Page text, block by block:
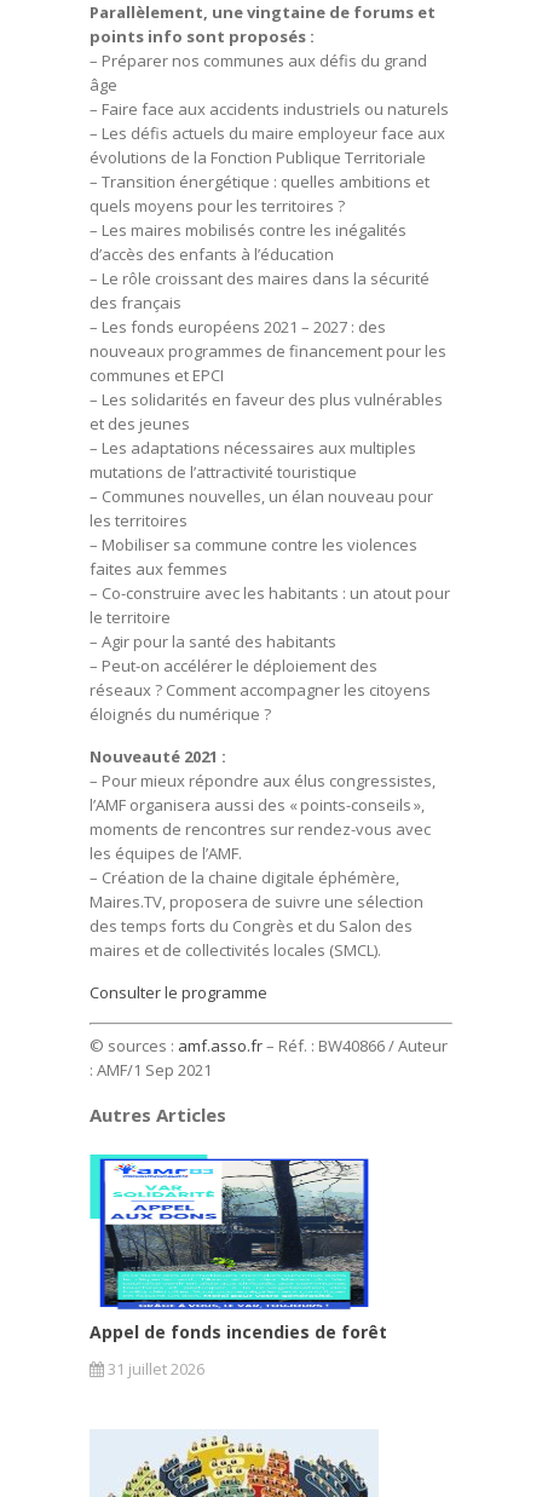
Parallèlement, une vingtaine de forums et
points info sont proposés :
– Préparer nos communes aux défis du grand
âge
– Faire face aux accidents industriels ou naturels
– Les défis actuels du maire employeur face aux
évolutions de la Fonction Publique Territoriale
– Transition énergétique : quelles ambitions et
quels moyens pour les territoires ?
– Les maires mobilisés contre les inégalités
d’accès des enfants à l’éducation
– Le rôle croissant des maires dans la sécurité
des français
– Les fonds européens 2021 – 2027 : des
nouveaux programmes de financement pour les
communes et EPCI
– Les solidarités en faveur des plus vulnérables
et des jeunes
– Les adaptations nécessaires aux multiples
mutations de l’attractivité touristique
– Communes nouvelles, un élan nouveau pour
les territoires
– Mobiliser sa commune contre les violences
faites aux femmes
– Co-construire avec les habitants : un atout pour
le territoire
– Agir pour la santé des habitants
– Peut-on accélérer le déploiement des
réseaux ? Comment accompagner les citoyens
éloignés du numérique ?
Nouveauté 2021 :
– Pour mieux répondre aux élus congressistes,
l’AMF organisera aussi des « points-conseils »,
moments de rencontres sur rendez-vous avec
les équipes de l’AMF.
– Création de la chaine digitale éphémère,
Maires.TV, proposera de suivre une sélection
des temps forts du Congrès et du Salon des
maires et de collectivités locales (SMCL).
Consulter le programme
© sources : amf.asso.fr– Réf. : BW40866 / Auteur
: AMF/1 Sep 2021
Autres Articles
Appel de fonds incendies de forêt
31 juillet 2026